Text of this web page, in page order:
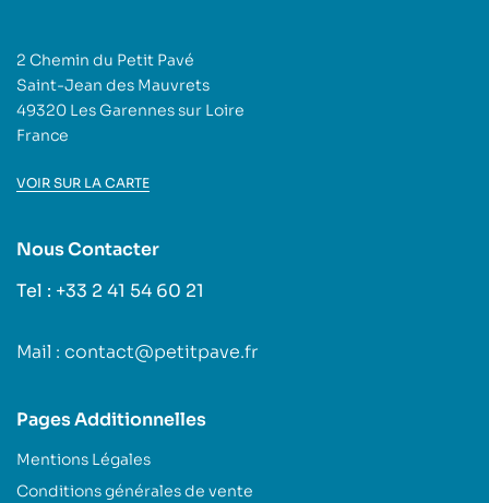
2 Chemin du Petit Pavé
Saint-Jean des Mauvrets
49320 Les Garennes sur Loire
France
VOIR SUR LA CARTE
Nous Contacter
Tel : +33 2 41 54 60 21
Mail : contact@petitpave.fr
Pages Additionnelles
Mentions Légales
Conditions générales de vente